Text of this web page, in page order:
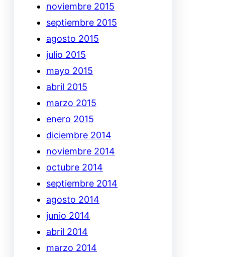
noviembre 2015
septiembre 2015
agosto 2015
julio 2015
mayo 2015
abril 2015
marzo 2015
enero 2015
diciembre 2014
noviembre 2014
octubre 2014
septiembre 2014
agosto 2014
junio 2014
abril 2014
marzo 2014